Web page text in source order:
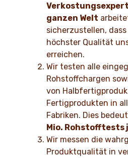
ganzen Welt
sicherzustellen,
höchster Qualität
erreichen.
Wir testen alle
Rohstoffchargen
von
Fertigprodukten in
Fabriken. Dies
Mio. Rohstofftests
Wir messen die
Produktqualität in